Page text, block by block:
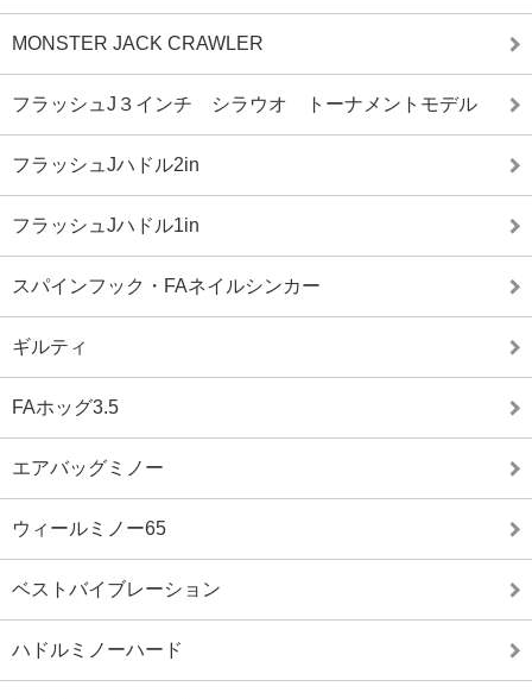
MONSTER JACK CRAWLER
フラッシュJ３インチ シラウオ トーナメントモデル
フラッシュJハドル2in
フラッシュJハドル1in
スパインフック・FAネイルシンカー
ギルティ
FAホッグ3.5
エアバッグミノー
ウィールミノー65
ベストバイブレーション
ハドルミノーハード